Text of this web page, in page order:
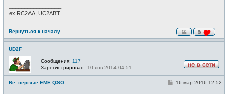
0
ex RC2AA, UC2ABT
Вернуться к началу
UD2F
е
в
с
Сообщения: 117
Зарегистрирован: 10 янв 2014 04:51
Re: первые EME QSO
С16 мар 2016 12:52